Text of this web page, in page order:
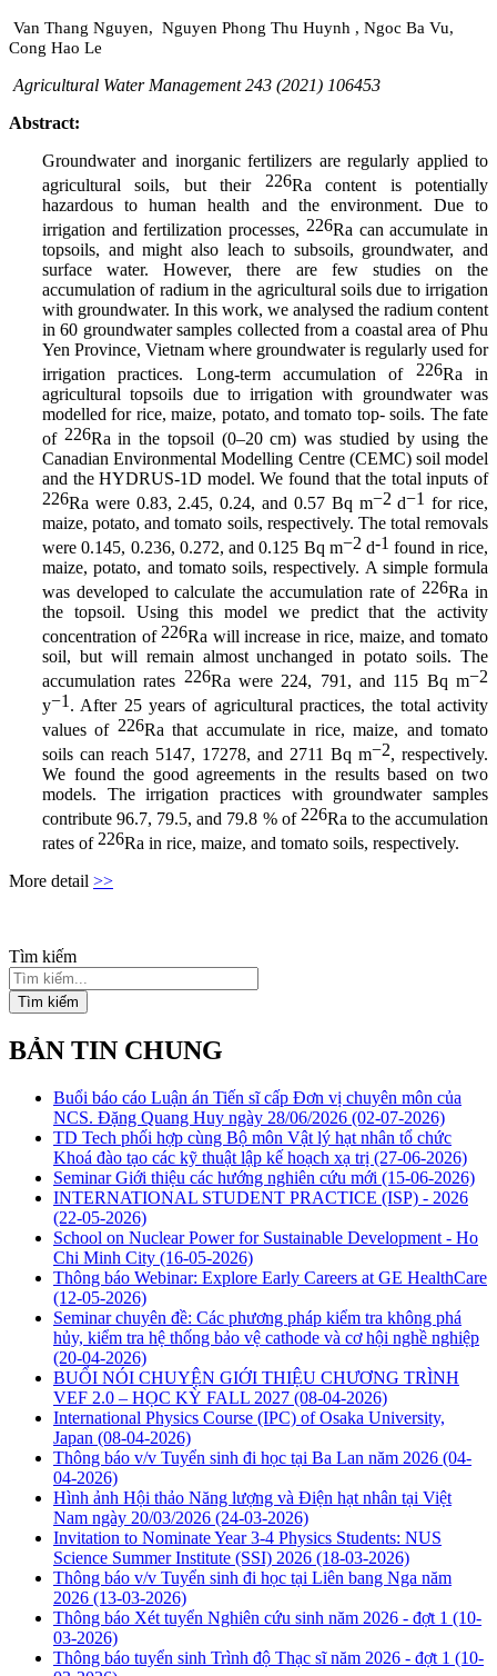
Van Thang Nguyen, Nguyen Phong Thu Huynh , Ngoc Ba Vu,
Cong Hao Le
Agricultural Water Management 243 (2021) 106453
Abstract:
Groundwater and inorganic fertilizers are regularly applied to
agricultural soils, but their 226Ra content is potentially
hazardous to human health and the environment. Due to
irrigation and fertilization processes, 226Ra can accumulate in
topsoils, and might also leach to subsoils, groundwater, and
surface water. However, there are few studies on the
accumulation of radium in the agricultural soils due to irrigation
with groundwater. In this work, we analysed the radium content
in 60 groundwater samples collected from a coastal area of Phu
Yen Province, Vietnam where groundwater is regularly used for
irrigation practices. Long-term accumulation of 226Ra in
agricultural topsoils due to irrigation with groundwater was
modelled for rice, maize, potato, and tomato top- soils. The fate
of 226Ra in the topsoil (0–20 cm) was studied by using the
Canadian Environmental Modelling Centre (CEMC) soil model
and the HYDRUS-1D model. We found that the total inputs of
226Ra were 0.83, 2.45, 0.24, and 0.57 Bq m−2d−1for rice,
maize, potato, and tomato soils, respectively. The total removals
were 0.145, 0.236, 0.272, and 0.125 Bq m−2d-1found in rice,
maize, potato, and tomato soils, respectively. A simple formula
was developed to calculate the accumulation rate of226Ra in
the topsoil. Using this model we predict that the activity
concentration of226Ra will increase in rice, maize, and tomato
soil, but will remain almost unchanged in potato soils. The
accumulation rates 226Ra were 224, 791, and 115 Bq m−2
y−1 . After 25 years of agricultural practices, the total activity
values of 226Ra that accumulate in rice, maize, and tomato
soils can reach 5147, 17278, and 2711 Bq m−2, respectively.
We found the good agreements in the results based on two
models. The irrigation practices with groundwater samples
contribute 96.7, 79.5, and 79.8 % of 226Ra to the accumulation
rates of 226Ra in rice, maize, and tomato soils, respectively.
More detail >>
Tìm kiếm
Tìm kiếm
BẢN TIN CHUNG
Buổi báo cáo Luận án Tiến sĩ cấp Đơn vị chuyên môn của
NCS. Đặng Quang Huy ngày 28/06/2026 (02-07-2026)
TD Tech phối hợp cùng Bộ môn Vật lý hạt nhân tổ chức
Khoá đào tạo các kỹ thuật lập kế hoạch xạ trị (27-06-2026)
Seminar Giới thiệu các hướng nghiên cứu mới (15-06-2026)
INTERNATIONAL STUDENT PRACTICE (ISP) - 2026
(22-05-2026)
School on Nuclear Power for Sustainable Development - Ho
Chi Minh City (16-05-2026)
Thông báo Webinar: Explore Early Careers at GE HealthCare
(12-05-2026)
Seminar chuyên đề: Các phương pháp kiểm tra không phá
hủy, kiểm tra hệ thống bảo vệ cathode và cơ hội nghề nghiệp
(20-04-2026)
BUỔI NÓI CHUYỆN GIỚI THIỆU CHƯƠNG TRÌNH
VEF 2.0 – HỌC KỲ FALL 2027 (08-04-2026)
International Physics Course (IPC) of Osaka University,
Japan (08-04-2026)
Thông báo v/v Tuyển sinh đi học tại Ba Lan năm 2026 (04-
04-2026)
Hình ảnh Hội thảo Năng lượng và Điện hạt nhân tại Việt
Nam ngày 20/03/2026 (24-03-2026)
Invitation to Nominate Year 3-4 Physics Students: NUS
Science Summer Institute (SSI) 2026 (18-03-2026)
Thông báo v/v Tuyển sinh đi học tại Liên bang Nga năm
2026 (13-03-2026)
Thông báo Xét tuyển Nghiên cứu sinh năm 2026 - đợt 1 (10-
03-2026)
Thông báo tuyển sinh Trình độ Thạc sĩ năm 2026 - đợt 1 (10-